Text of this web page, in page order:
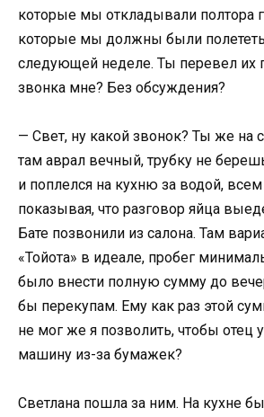
которые мы откладывали полтора
которые мы должны были полететь
следующей неделе. Ты перевел их
звонка мне? Без обсуждения?
— Свет, ну какой звонок? Ты же на
там аврал вечный, трубку не
и поплелся на кухню за водой,
показывая, что разговор яйца
Бате позвонили из салона. Там
«Тойота» в идеале, пробег
было внести полную сумму до
бы перекупам. Ему как раз этой
не мог же я позволить, чтобы отец
машину из-за бумажек?
Светлана пошла за ним. На кухне